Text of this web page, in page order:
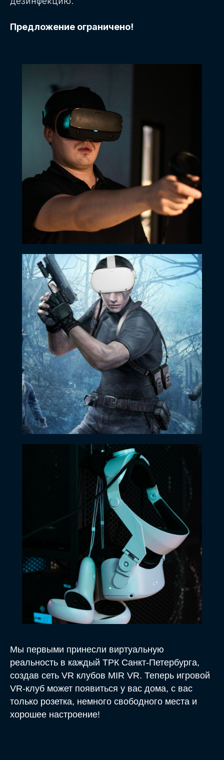
Предложение ограничено!
Мы первыми принесли виртуальную
реальность в каждый ТРК Санкт-Петербурга,
создав сеть VR клубов MIR VR. Теперь игровой
VR-клуб может появиться у вас дома, с вас
только розетка, немного свободного места и
хорошее настроение!